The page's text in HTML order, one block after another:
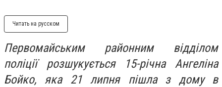
Читать на русском
Первомайським районним відділом
поліції розшукується 15-річна Ангеліна
Бойко, яка 21 липня пішла з дому в